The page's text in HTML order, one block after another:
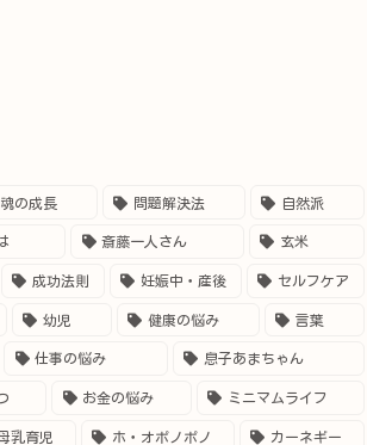
魂の成長 問題解決法 自然派
斎藤一人さん 玄米
成功法則 妊娠中・産後 セルフケア
幼児 健康の悩み 言葉
仕事の悩み 息子あまちゃん
お金の悩み ミニマムライフ
乳育児 ホ・オポノポノ カーネギー